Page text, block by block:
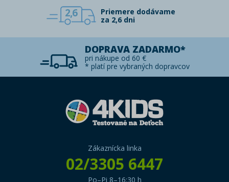
2,6
Priemere dodávame
za 2,6 dni
DOPRAVA ZADARMO*
pri nákupe od 60 €
* platí pre vybraných dopravcov
Zákaznícka linka
02/3305 6447
Po–Pi 8–16:30 h